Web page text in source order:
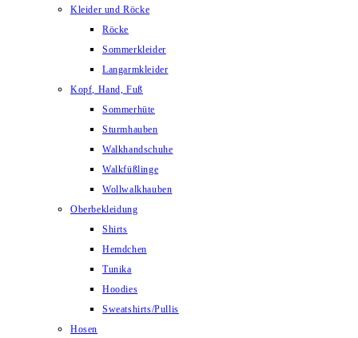
Kleider und Röcke
Röcke
Sommerkleider
Langarmkleider
Kopf, Hand, Fuß
Sommerhüte
Sturmhauben
Walkhandschuhe
Walkfüßlinge
Wollwalkhauben
Oberbekleidung
Shirts
Hemdchen
Tunika
Hoodies
Sweatshirts/Pullis
Hosen